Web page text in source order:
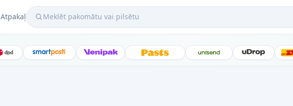
AtpakaļMeklēt pakomātu vai pilsētu
DPD SmartPosti Venipak Latvijas Pasts Unisend uDrop